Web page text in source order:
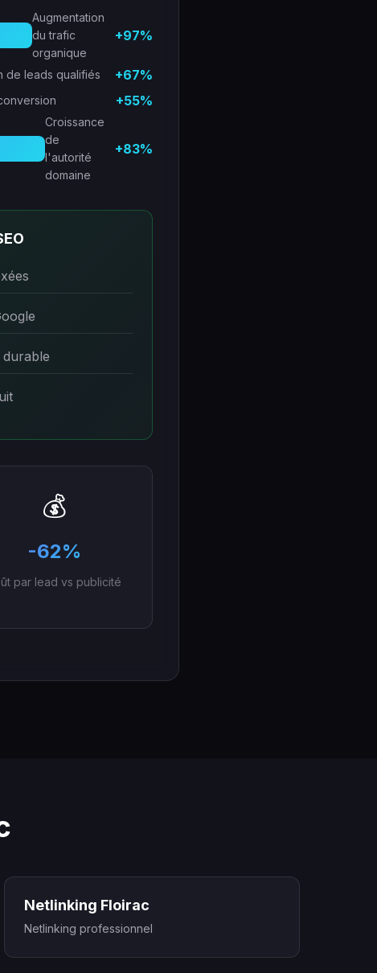
Augmentation
du trafic
organique
+97%
de leads qualifiés +67%
+55%
Croissance
de
l'autorité
domaine
+83%
💰
-62%
par lead vs publicité
Netlinking Floirac
Netlinking professionnel